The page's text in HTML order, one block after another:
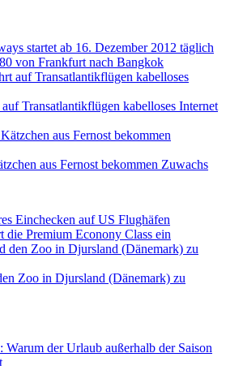
startet ab 16. Dezember 2012 täglich
von Frankfurt nach Bangkok
Transatlantikflügen kabelloses Internet
aus Fernost bekommen Zuwachs
Einchecken auf US Flughäfen
die Premium Econony Class ein
Zoo in Djursland (Dänemark) zu
der Urlaub außerhalb der Saison